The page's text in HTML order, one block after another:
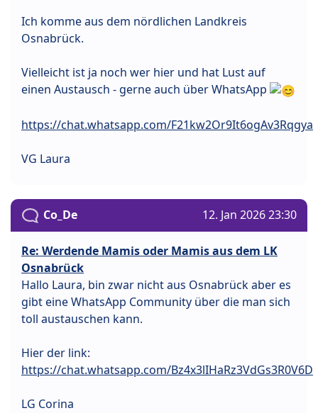
Ich komme aus dem nördlichen Landkreis
Osnabrück.
Vielleicht ist ja noch wer hier und hat Lust auf
einen Austausch - gerne auch über WhatsApp
https://chat.whatsapp.com/F21kw2Or9It6ogAv3Rqgya
VG Laura
Co_De 12. Jan 2026 23:30
Re: Werdende Mamis oder Mamis aus dem LK
Osnabrück
Hallo Laura, bin zwar nicht aus Osnabrück aber es
gibt eine WhatsApp Community über die man sich
toll austauschen kann.
Hier der link:
https://chat.whatsapp.com/Bz4x3lIHaRz3VdGs3R0V6D
LG Corina